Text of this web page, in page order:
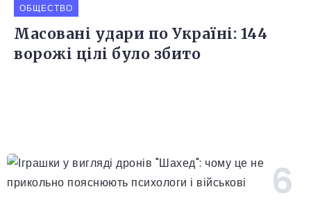
ОБЩЕСТВО
Масовані удари по Україні: 144
ворожі цілі було збито